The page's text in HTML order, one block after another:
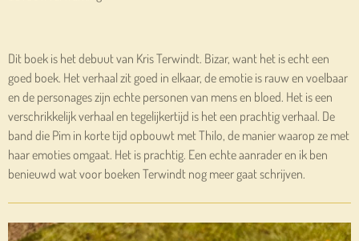
Dit boek is het debuut van Kris Terwindt. Bizar, want het is echt een
goed boek. Het verhaal zit goed in elkaar, de emotie is rauw en voelbaar
en de personages zijn echte personen van mens en bloed. Het is een
verschrikkelijk verhaal en tegelijkertijd is het een prachtig verhaal. De
band die Pim in korte tijd opbouwt met Thilo, de manier waarop ze met
haar emoties omgaat. Het is prachtig. Een echte aanrader en ik ben
benieuwd wat voor boeken Terwindt nog meer gaat schrijven.